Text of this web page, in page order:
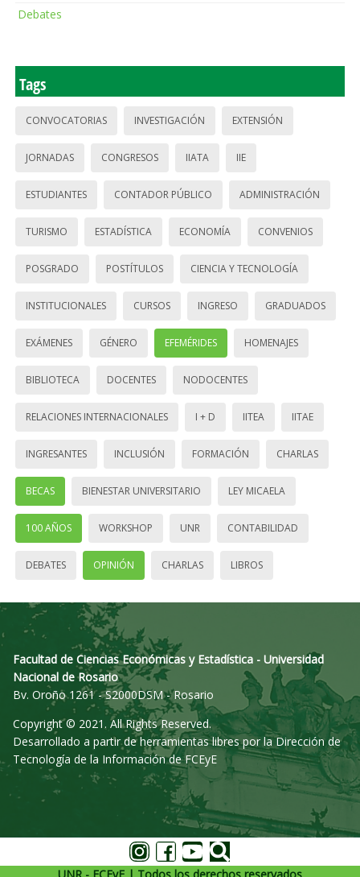
Debates
Tags
CONVOCATORIAS INVESTIGACIÓN EXTENSIÓN
JORNADAS CONGRESOS IIATA IIE
ESTUDIANTES CONTADOR PÚBLICO ADMINISTRACIÓN
TURISMO ESTADÍSTICA ECONOMÍA CONVENIOS
POSGRADO POSTÍTULOS CIENCIA Y TECNOLOGÍA
INSTITUCIONALES CURSOS INGRESO GRADUADOS
EXÁMENES GÉNERO EFEMÉRIDES HOMENAJES
BIBLIOTECA DOCENTES NODOCENTES
RELACIONES INTERNACIONALES I + D IITEA IITAE
INGRESANTES INCLUSIÓN FORMACIÓN CHARLAS
BECAS BIENESTAR UNIVERSITARIO LEY MICAELA
100 AÑOS WORKSHOP UNR CONTABILIDAD
DEBATES OPINIÓN CHARLAS LIBROS
Facultad de Ciencias Económicas y Estadística - Universidad
Nacional de Rosario
Bv. Oroño 1261 - S2000DSM - Rosario
Copyright © 2021. All Rights Reserved.
Desarrollado a partir de herramientas libres por la Dirección de
Tecnología de la Información de FCEyE